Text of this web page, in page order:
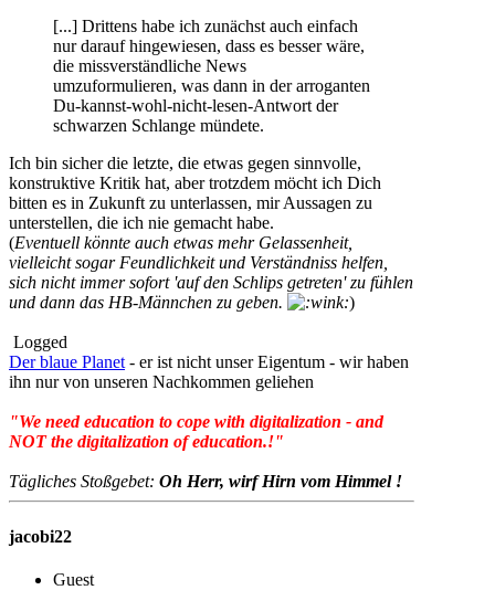
[...] Drittens habe ich zunächst auch einfach
nur darauf hingewiesen, dass es besser wäre,
die missverständliche News
umzuformulieren, was dann in der arroganten
Du-kannst-wohl-nicht-lesen-Antwort der
schwarzen Schlange mündete.
Ich bin sicher die letzte, die etwas gegen sinnvolle,
konstruktive Kritik hat, aber trotzdem möcht ich Dich
bitten es in Zukunft zu unterlassen, mir Aussagen zu
unterstellen, die ich nie gemacht habe.
(Eventuell könnte auch etwas mehr Gelassenheit,
vielleicht sogar Feundlichkeit und Verständniss helfen,
sich nicht immer sofort 'auf den Schlips getreten' zu fühlen
und dann das HB-Männchen zu geben.
)
Logged
Der blaue Planet- er ist nicht unser Eigentum - wir haben
ihn nur von unseren Nachkommen geliehen
"We need education to cope with digitalization - and
NOT the digitalization of education.!"
Tägliches Stoßgebet: Oh Herr, wirf Hirn vom Himmel !
jacobi22
Guest